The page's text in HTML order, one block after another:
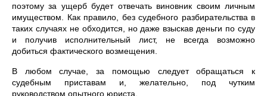
поэтому за ущерб будет отвечать виновник своим личным
имуществом. Как правило, без судебного разбирательства в
таких случаях не обходится, но даже взыскав деньги по суду
и получив исполнительный лист, не всегда возможно
добиться фактического возмещения.
В любом случае, за помощью следует обращаться к
судебным приставам и, желательно, под чутким
руководством опытного юриста.